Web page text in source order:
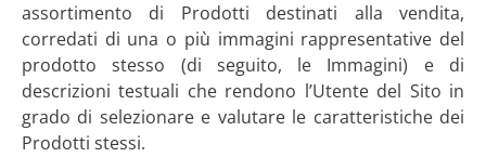
assortimento di Prodotti destinati alla vendita,
corredati di una o più immagini rappresentative del
prodotto stesso (di seguito, le Immagini) e di
descrizioni testuali che rendono l’Utente del Sito in
grado di selezionare e valutare le caratteristiche dei
Prodotti stessi.